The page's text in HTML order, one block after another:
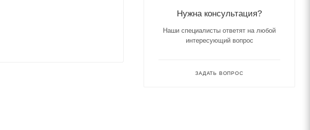
Нужна консультация?
Наши специалисты ответят на любой
интересующий вопрос
ЗАДАТЬ ВОПРОС